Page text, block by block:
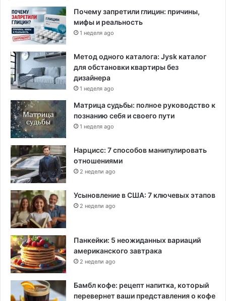
Почему запретили глицин: причины,
мифы и реальность
1 неделя ago
Метод одного каталога: Jysk каталог
для обстановки квартиры без
дизайнера
1 неделя ago
Матрица судьбы: полное руководство к
познанию себя и своего пути
1 неделя ago
Нарцисс: 7 способов манипулировать
отношениями
2 недели ago
Усыновление в США: 7 ключевых этапов
2 недели ago
Панкейки: 5 неожиданных вариаций
американского завтрака
2 недели ago
Бамбл кофе: рецепт напитка, который
перевернет ваши представления о кофе